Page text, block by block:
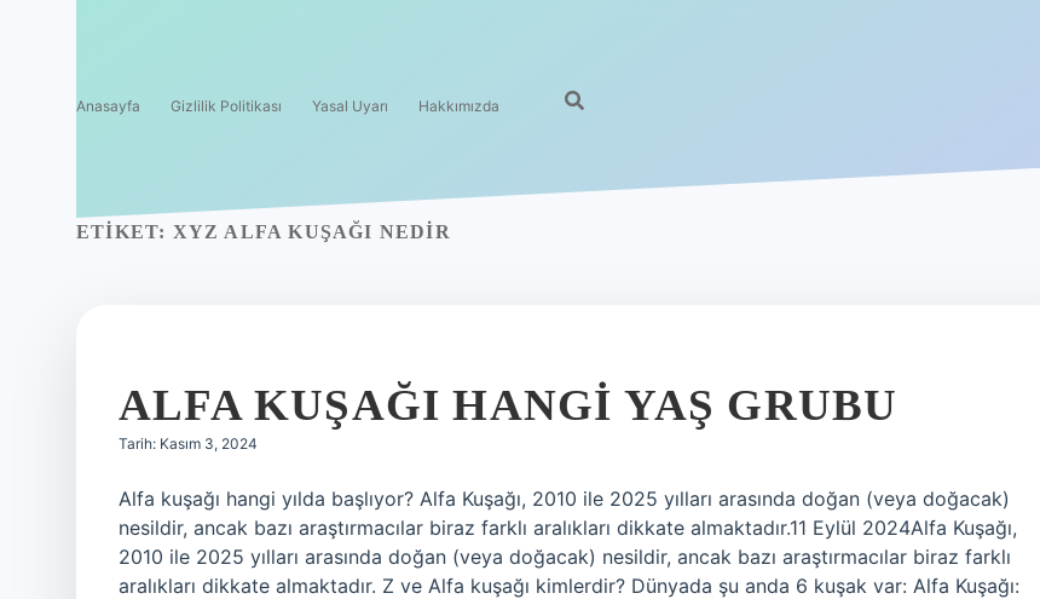
Anasayfa Gizlilik Politikası Yasal Uyarı Hakkımızda
ETIKET: XYZ ALFA KUŞAĞI NEDIR
ALFA KUŞAĞI HANGI YAŞ GRUBU
Tarih: Kasım 3, 2024
Alfa kuşağı hangi yılda başlıyor? Alfa Kuşağı, 2010 ile 2025 yılları arasında doğan (veya doğacak)
nesildir, ancak bazı araştırmacılar biraz farklı aralıkları dikkate almaktadır.11 Eylül 2024Alfa Kuşağı,
2010 ile 2025 yılları arasında doğan (veya doğacak) nesildir, ancak bazı araştırmacılar biraz farklı
aralıkları dikkate almaktadır. Z ve Alfa kuşağı kimlerdir? Dünyada şu anda 6 kuşak var: Alfa Kuşağı: